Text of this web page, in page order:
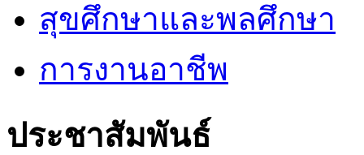
สุขศึกษาและพลศึกษา
การงานอาชีพ
ประชาสัมพันธ์